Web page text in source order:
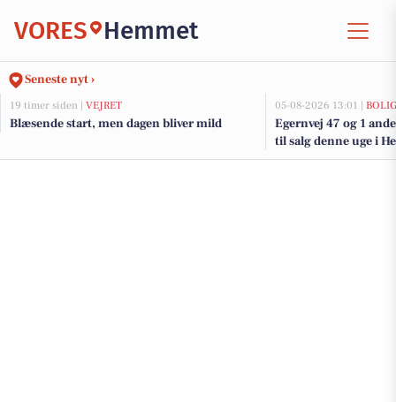
VORES Hemmet
Seneste nyt ›
19 timer siden | VEJRET
Blæsende start, men dagen bliver mild
05-08-2026 13:01 |
Egernvej 47 og 1
til salg denne uge i
her.